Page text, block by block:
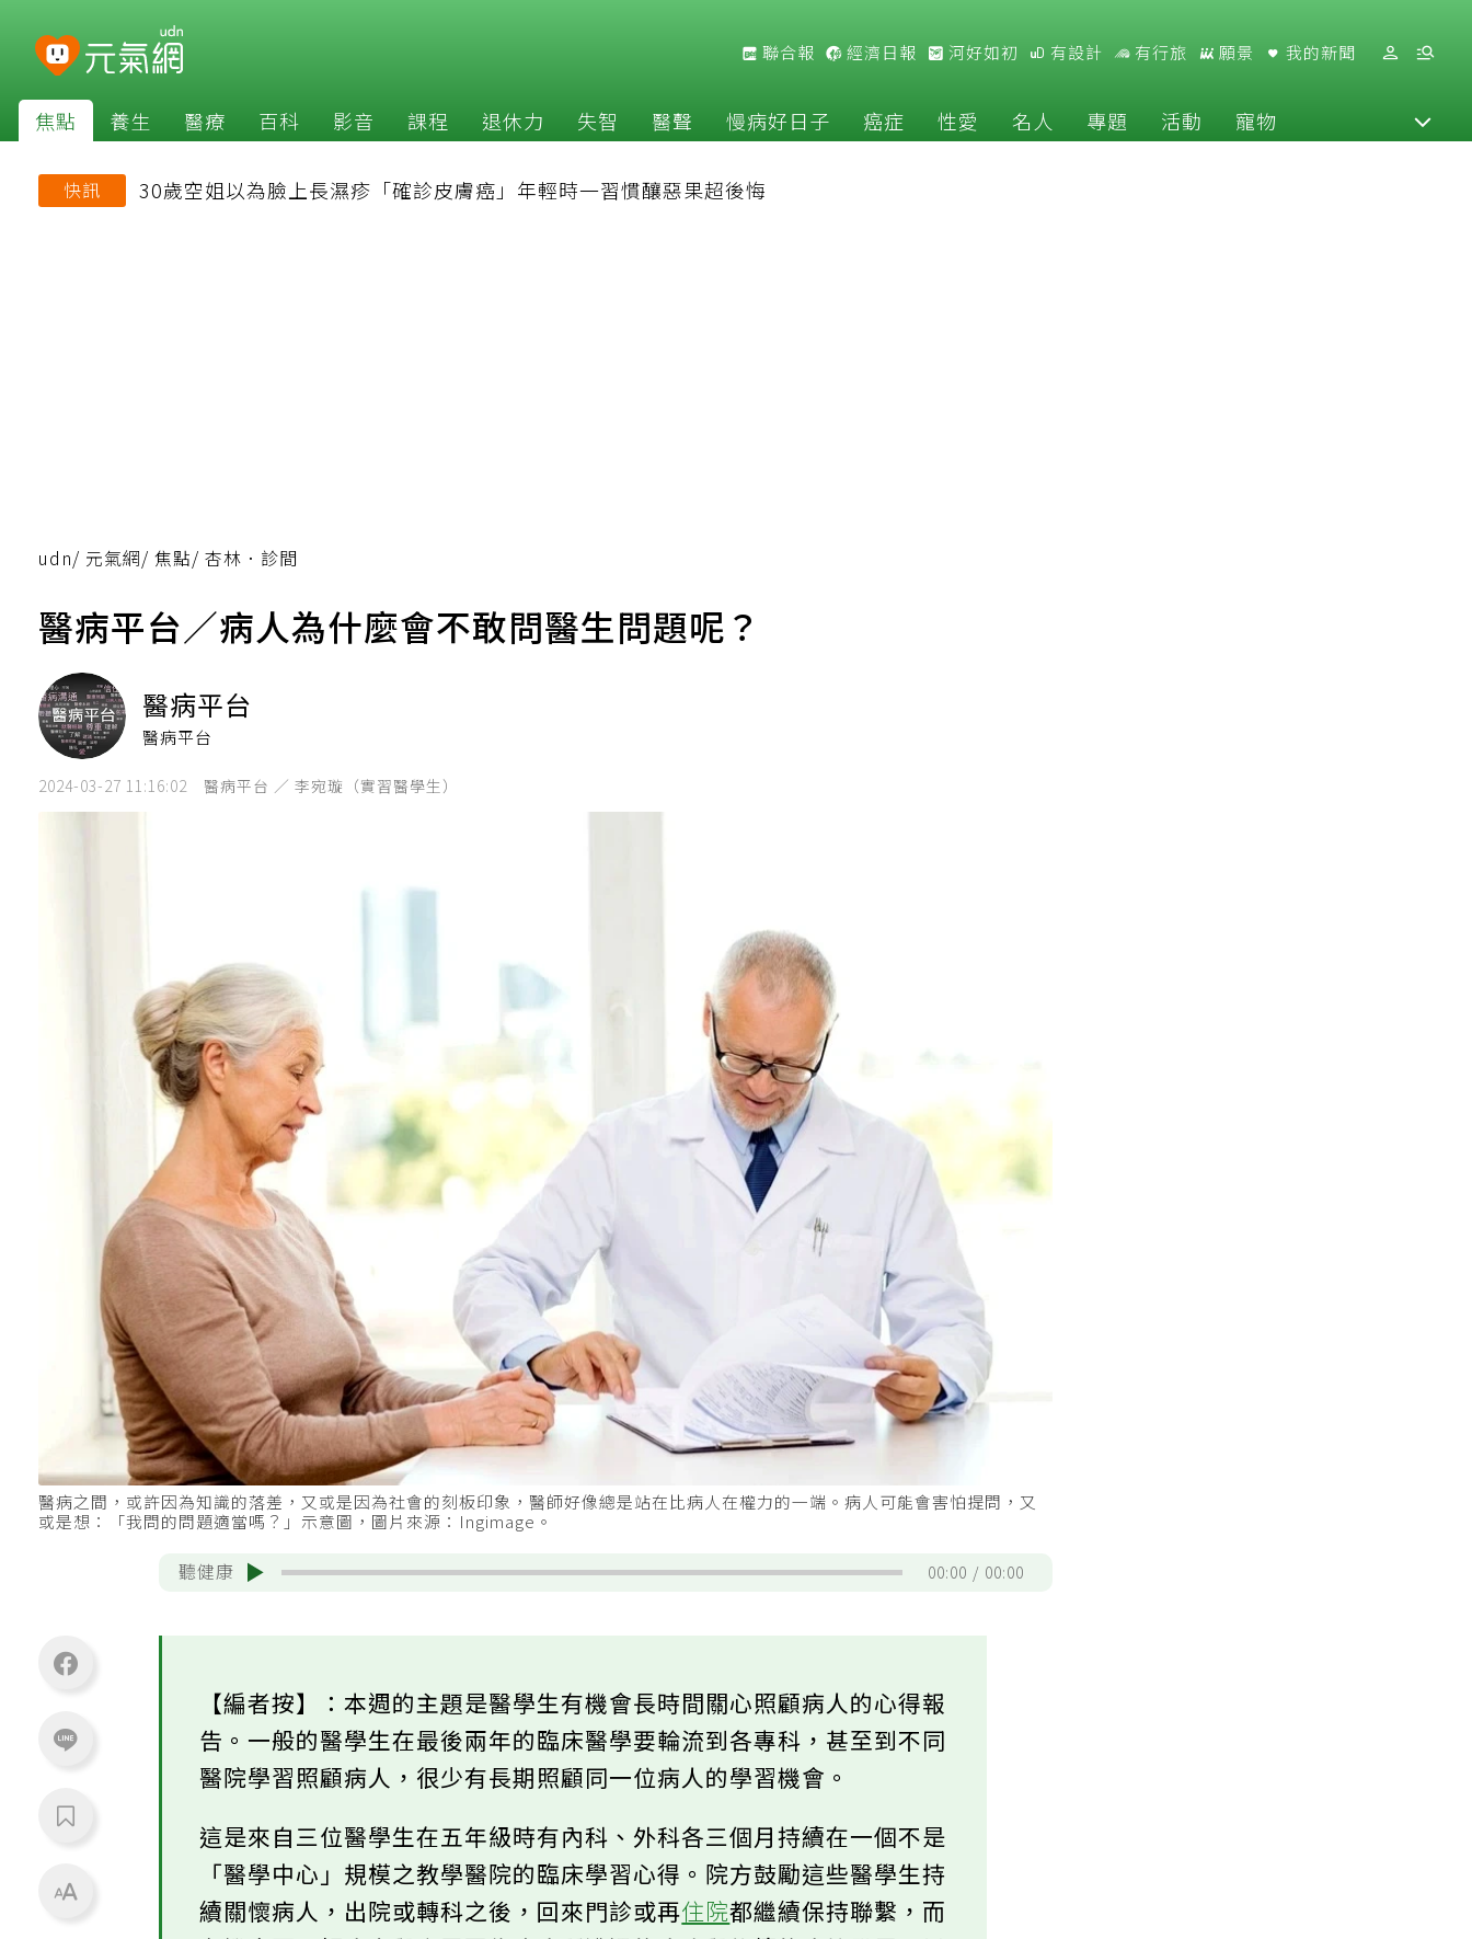
聯合報 經濟日報 河好如初 有設計 有行旅 願景 我的新聞
焦點 養生 醫療 百科 影音 課程 退休力 失智 醫聲 慢病好日子 癌症 性愛 名人 專題 活動 寵物
快訊 30歲空姐以為臉上長濕疹「確診皮膚癌」年輕時一習慣釀惡果超後悔
udn/ 元氣網/ 焦點/ 杏林．診間
醫病平台／病人為什麼會不敢問醫生問題呢？
醫病平台
醫病平台
2024-03-27 11:16:02 醫病平台 ／ 李宛璇（實習醫學生）
醫病之間，或許因為知識的落差，又或是因為社會的刻板印象，醫師好像總是站在比病人在權力的一端。病人可能會害怕提問，又
或是想：「我問的問題適當嗎？」示意圖，圖片來源：Ingimage。
聽健康 00:00 00:00
【編者按】：本週的主題是醫學生有機會長時間關心照顧病人的心得報
告。一般的醫學生在最後兩年的臨床醫學要輪流到各專科，甚至到不同
醫院學習照顧病人，很少有長期照顧同一位病人的學習機會。
這是來自三位醫學生在五年級時有內科、外科各三個月持續在一個不是
「醫學中心」規模之教學醫院的臨床學習心得。院方鼓勵這些醫學生持
續關懷病人，出院或轉科之後，回來門診或再住院都繼續保持聯繫，而